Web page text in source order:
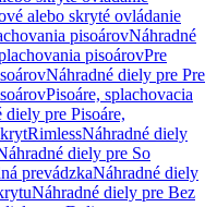
alebo skryté ovládanie
pisoárovNáhradné
pisoárovPre
Náhradné diely pre Pre
Pisoáre, splachovacia
diely pre Pisoáre,
RimlessNáhradné diely
diely pre So
prevádzkaNáhradné diely
Náhradné diely pre Bez